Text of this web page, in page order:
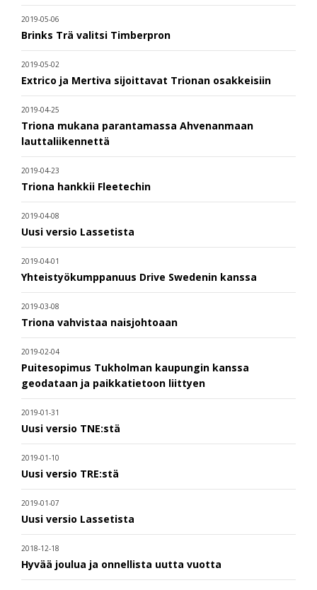
2019-05-06
Brinks Trä valitsi Timberpron
2019-05-02
Extrico ja Mertiva sijoittavat Trionan osakkeisiin
2019-04-25
Triona mukana parantamassa Ahvenanmaan
lauttaliikennettä
2019-04-23
Triona hankkii Fleetechin
2019-04-08
Uusi versio Lassetista
2019-04-01
Yhteistyökumppanuus Drive Swedenin kanssa
2019-03-08
Triona vahvistaa naisjohtoaan
2019-02-04
Puitesopimus Tukholman kaupungin kanssa
geodataan ja paikkatietoon liittyen
2019-01-31
Uusi versio TNE:stä
2019-01-10
Uusi versio TRE:stä
2019-01-07
Uusi versio Lassetista
2018-12-18
Hyvää joulua ja onnellista uutta vuotta